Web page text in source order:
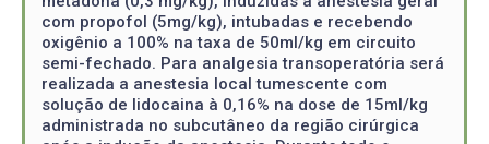
com propofol (5mg/kg), intubadas e recebendo
oxigênio a 100% na taxa de 50ml/kg em circuito
semi-fechado. Para analgesia transoperatória será
realizada a anestesia local tumescente com
solução de lidocaina à 0,16% na dose de 15ml/kg
administrada no subcutâneo da região cirúrgica